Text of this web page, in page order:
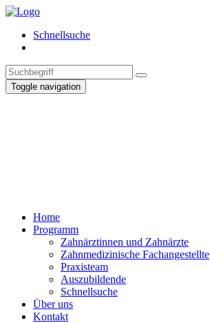
Schnellsuche
Toggle navigation
Home
Programm
Zahnärztinnen und Zahnärzte
Zahnmedizinische Fachangestellte
Praxisteam
Auszubildende
Schnellsuche
Über uns
Kontakt